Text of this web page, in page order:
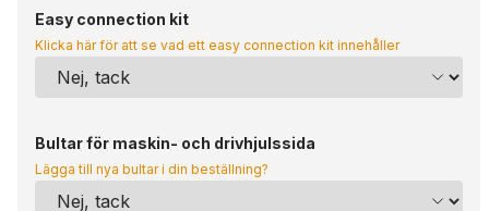
Easy connection kit
Klicka här för att se vad ett easy connection kit innehåller
Bultar för maskin- och drivhjulssida
Lägga till nya bultar i din beställning?